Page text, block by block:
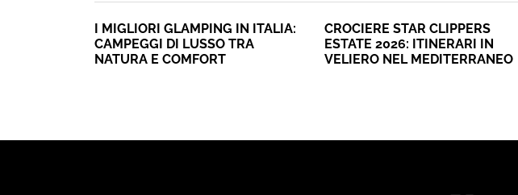
I MIGLIORI GLAMPING IN ITALIA:
CAMPEGGI DI LUSSO TRA
NATURA E COMFORT
CROCIERE STAR CLIPPERS
ESTATE 2026: ITINERARI IN
VELIERO NEL MEDITERRANEO